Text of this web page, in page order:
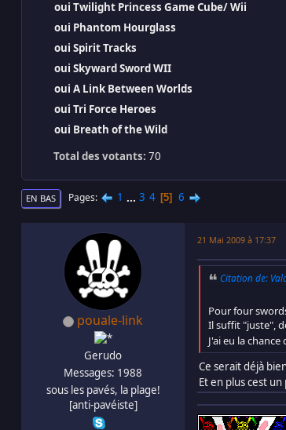
oui Twilight Princess Game Cube/ Wii
oui Phantom Hourglass
oui Spirit Tracks
oui Skyward Sword WII
oui A Link Between Worlds
oui Tri Force Heroes
oui Breath of the Wild
Total des votants: 70
EN BAS Pages 1 ... 3 4 5 6
pouale-link
Gerudo
Messages: 1988
sous les pavés, la plage!
[anti-pavéiste]
21 Mai 2009 à 17:37
Citation de:
Pour four
Il suffit "juste",
J'ai eu la
Ce serait déjà
Et en plus cest